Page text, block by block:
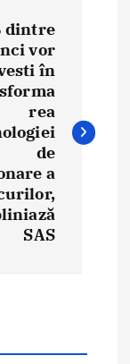
dintre
vor
în
rea
de
a
SAS